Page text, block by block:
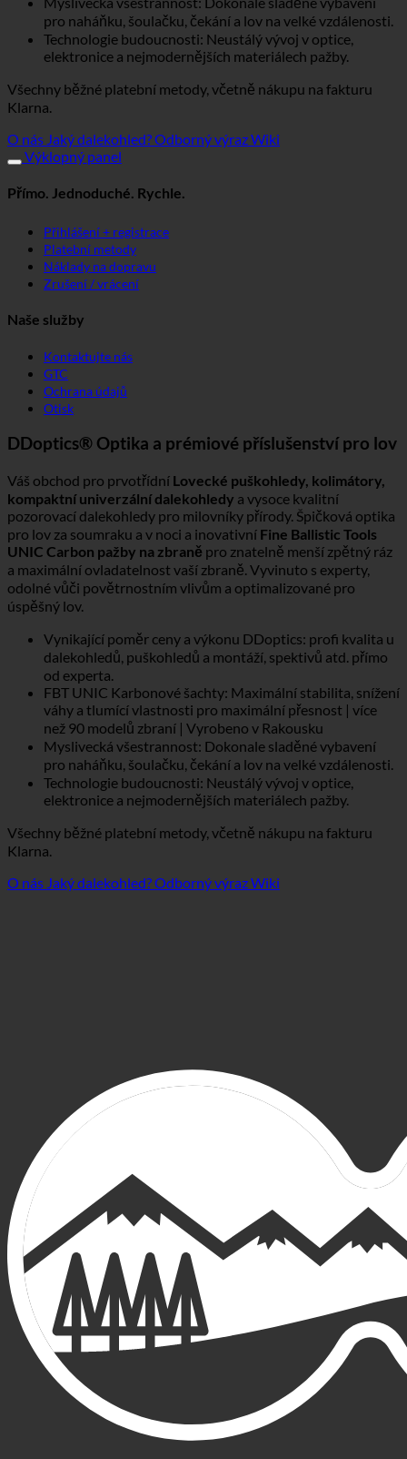
pro naháňku, šoulačku, čekání a lov na velké vzdálenosti.
Technologie budoucnosti: Neustálý vývoj v optice,
elektronice a nejmodernějších materiálech pažby.
Všechny běžné platební metody, včetně nákupu na fakturu
Klarna.
O nás Jaký dalekohled?Odborný výraz Wiki
Výklopný panel
Přímo. Jednoduché. Rychle.
Přihlášení + registrace
Platební metody
Náklady na dopravu
Zrušení / vrácení
Naše služby
Kontaktujte nás
GTC
Ochrana údajů
Otisk
DDoptics® Optika a prémiové příslušenství pro lov
Váš obchod pro prvotřídní Lovecké puškohledy, kolimátory,
kompaktní univerzální dalekohledy a vysoce kvalitní
pozorovací dalekohledy pro milovníky přírody. Špičková optika
pro lov za soumraku a v noci a inovativní Fine Ballistic Tools
UNIC Carbon pažby na zbraně pro znatelně menší zpětný ráz
a maximální ovladatelnost vaší zbraně. Vyvinuto s experty,
odolné vůči povětrnostním vlivům a optimalizované pro
úspěšný lov.
Vynikající poměr ceny a výkonu DDoptics: profi kvalita u
dalekohledů, puškohledů a montáží, spektivů atd. přímo
od experta.
FBT UNIC Karbonové šachty: Maximální stabilita, snížení
váhy a tlumící vlastnosti pro maximální přesnost | více
než 90 modelů zbraní | Vyrobeno v Rakousku
Myslivecká všestrannost: Dokonale sladěné vybavení
pro naháňku, šoulačku, čekání a lov na velké vzdálenosti.
Technologie budoucnosti: Neustálý vývoj v optice,
elektronice a nejmodernějších materiálech pažby.
Všechny běžné platební metody, včetně nákupu na fakturu
Klarna.
O nás Jaký dalekohled?Odborný výraz Wiki